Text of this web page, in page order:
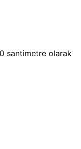
santimetre olarak